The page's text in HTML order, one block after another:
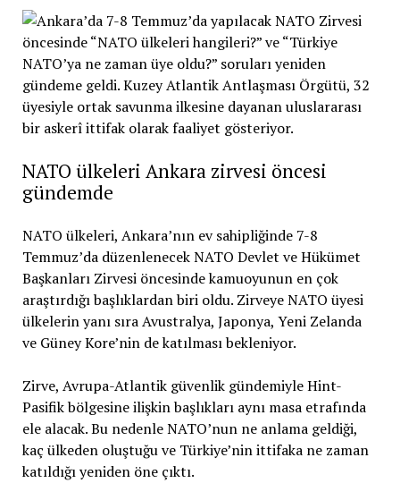
NATO ülkeleri Ankara zirvesi öncesi
gündemde
NATO ülkeleri, Ankara’nın ev sahipliğinde 7-8
Temmuz’da düzenlenecek NATO Devlet ve Hükümet
Başkanları Zirvesi öncesinde kamuoyunun en çok
araştırdığı başlıklardan biri oldu. Zirveye NATO üyesi
ülkelerin yanı sıra Avustralya, Japonya, Yeni Zelanda
ve Güney Kore’nin de katılması bekleniyor.
Zirve, Avrupa-Atlantik güvenlik gündemiyle Hint-
Pasifik bölgesine ilişkin başlıkları aynı masa etrafında
ele alacak. Bu nedenle NATO’nun ne anlama geldiği,
kaç ülkeden oluştuğu ve Türkiye’nin ittifaka ne zaman
katıldığı yeniden öne çıktı.